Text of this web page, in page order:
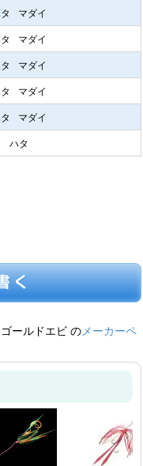
マダイ
マダイ
マダイ
マダイ
マダイ
ハタ
く
ールドエビ の メーカーペ